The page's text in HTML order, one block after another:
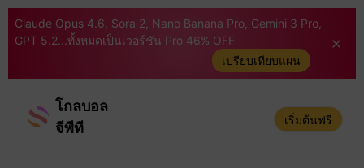
Claude Opus 4.6, Sora 2, Nano Banana Pro, Gemini 3 Pro,
GPT 5.2...ทั้งหมดเป็นเวอร์ชัน Pro 46% OFF
เปรียบเทียบแผน
โกลบอล
จีพีที
เริ่มต้นฟรี